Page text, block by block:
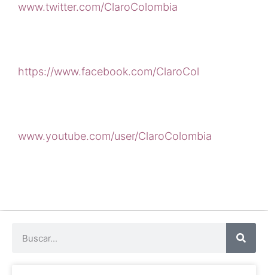
www.twitter.com/ClaroColombia
https://www.facebook.com/ClaroCol
www.youtube.com/user/ClaroColombia